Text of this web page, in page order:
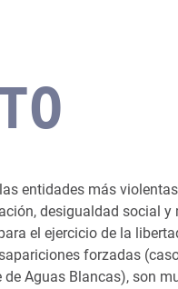
entidades más
desigualdad social
el ejercicio de la
forzadas
Aguas Blancas), son